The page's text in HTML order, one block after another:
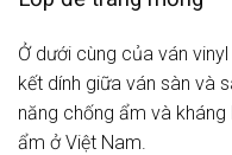
Ở dưới cùng của ván
kết dính giữa ván sàn và
năng chống ẩm và kháng
ẩm ở Việt Nam.